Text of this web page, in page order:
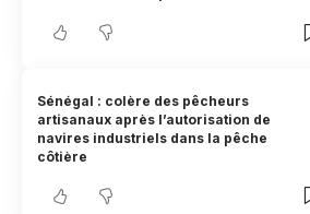
Sénégal : colère des pêcheurs
artisanaux après l’autorisation de
navires industriels dans la pêche
côtière